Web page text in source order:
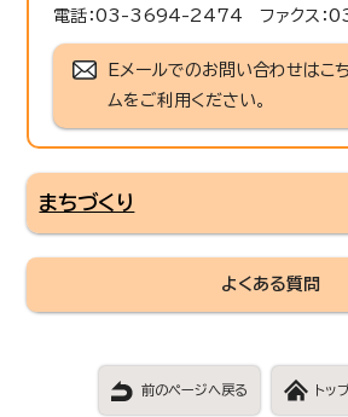
電話：03-3694-2474 ファクス
Eメールでのお問い合わせはこ
ムをご利用ください。
まちづくり
よくある質問
前のページへ戻る トッ